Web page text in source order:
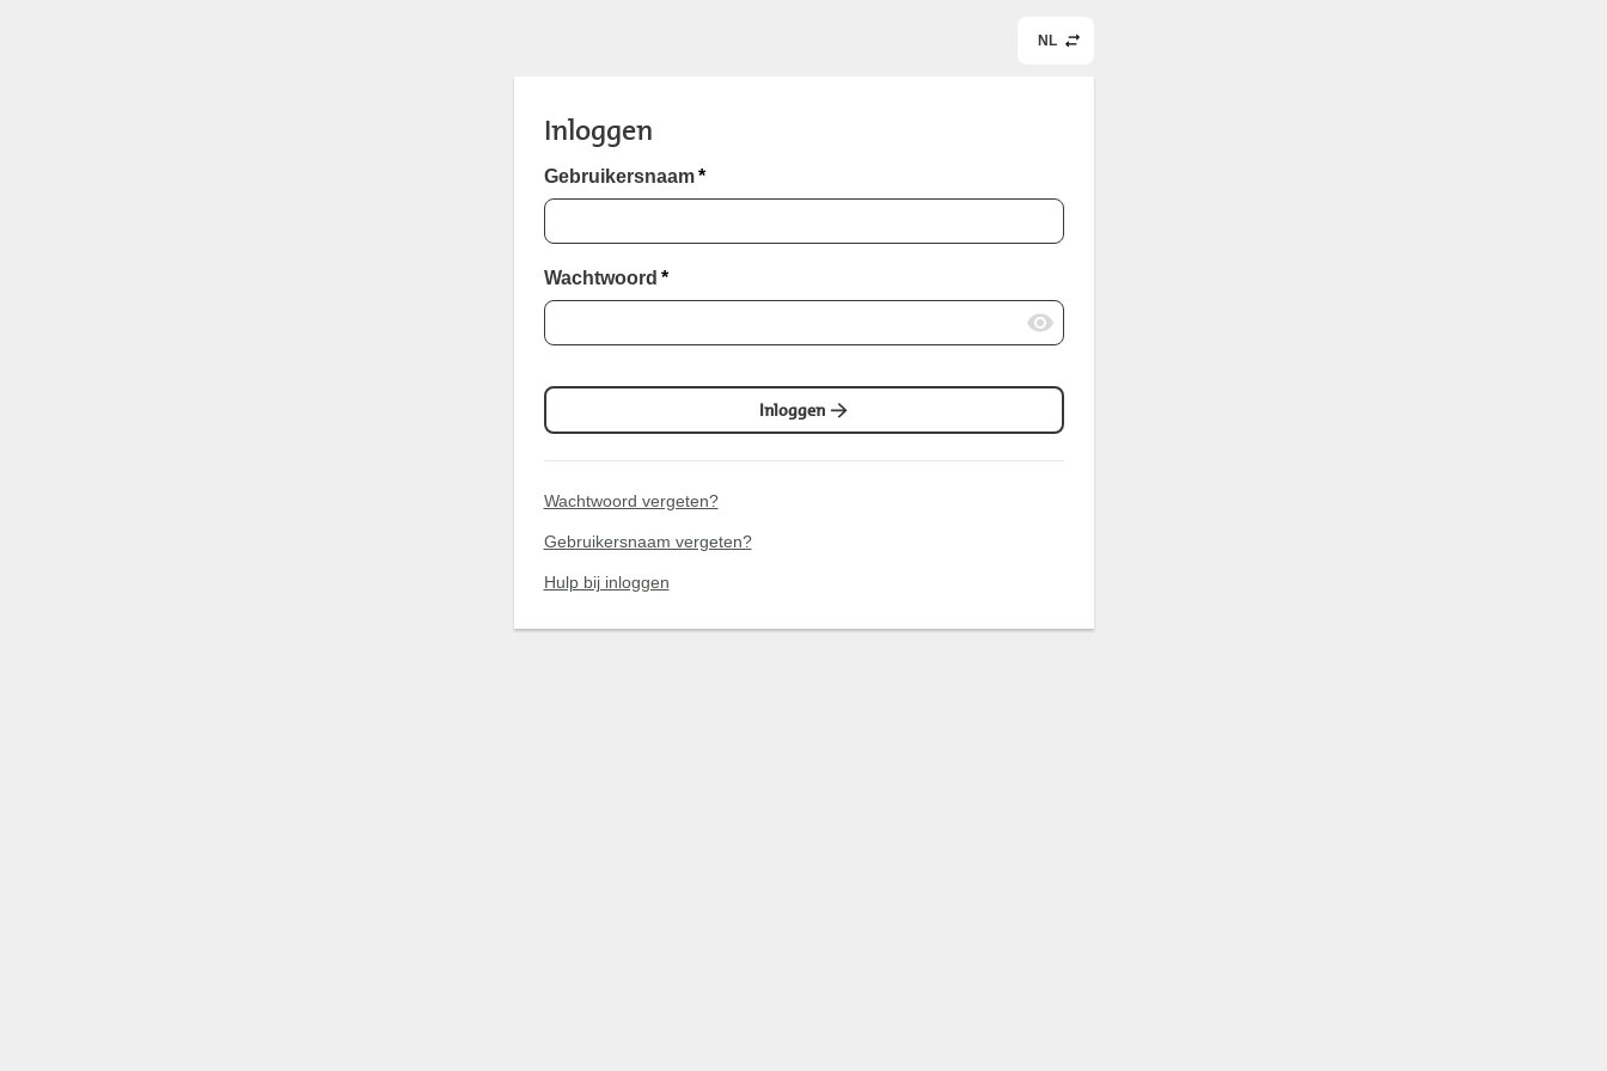
NL
Inloggen
Gebruikersnaam *
Wachtwoord *
Inloggen
Wachtwoord vergeten?
Gebruikersnaam vergeten?
Hulp bij inloggen